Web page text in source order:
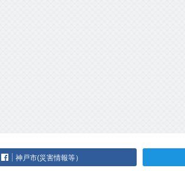
神戸市(災害情報等）